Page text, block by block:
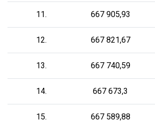
11. 667 905,93
12. 667 821,67
13. 667 740,59
14. 667 673,3
15. 667 589,88